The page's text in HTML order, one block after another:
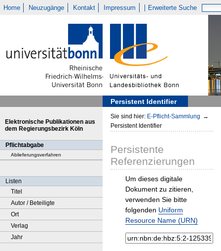
Home Neuzugänge Kontakt Impressum Erweiterte Suche
Persistent Identifier
Elektronische Publikationen aus
dem Regierungsbezirk Köln
Pflichtabgabe
Ablieferungsverfahren
Listen
Titel
Autor / Beteiligte
Ort
Verlag
Jahr
Sie sind hier: E-Pflicht-Sammlung →
Persistent Identifier
Persistente
Referenzierungen
Um dieses digitale
Dokument zu zitieren,
verwenden Sie bitte
folgenden Uniform
Resource Name (URN)